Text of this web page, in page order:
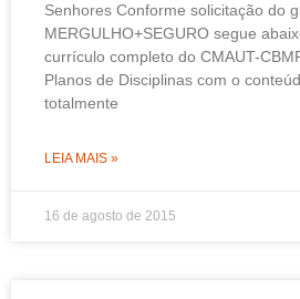
Senhores Conforme solicitação do
MERGULHO+SEGURO segue
currículo completo do CMAUT-
Planos de Disciplinas com o
totalmente
LEIA MAIS »
16 de agosto de 2015